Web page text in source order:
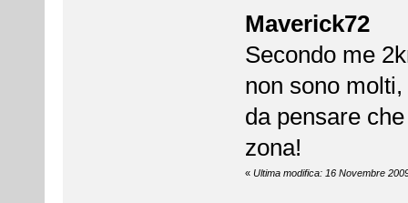
Maverick72
Secondo me
non sono
da pensare
zona!
« Ultima modifica: 16 Novembre